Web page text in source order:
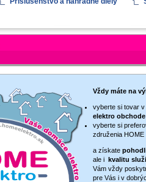
Vždy máte na
vyberte si tovar
elektro obchode
vyberte si
združenia HOME
a získate
ale i kvalitu
Vám vždy
pre Vás i v